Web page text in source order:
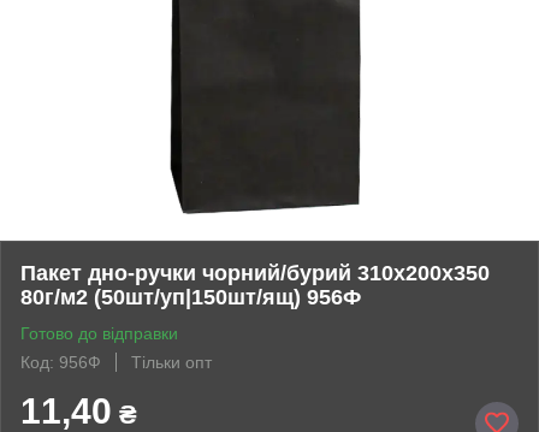
Пакет дно-ручки чорний/бурий 310х200х350
80г/м2 (50шт/уп|150шт/ящ) 956Ф
Готово до відправки
Код: 956Ф
Тільки опт
11,40 ₴